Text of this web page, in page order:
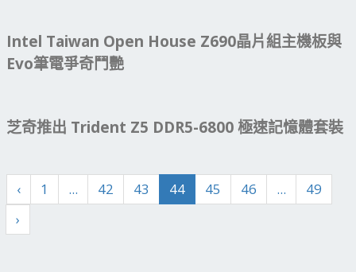
Intel Taiwan Open House Z690晶片組主機板與
Evo筆電爭奇鬥艷
芝奇推出 Trident Z5 DDR5-6800 極速記憶體套裝
‹ 1 ... 42 43 44 45 46 ...
49
›